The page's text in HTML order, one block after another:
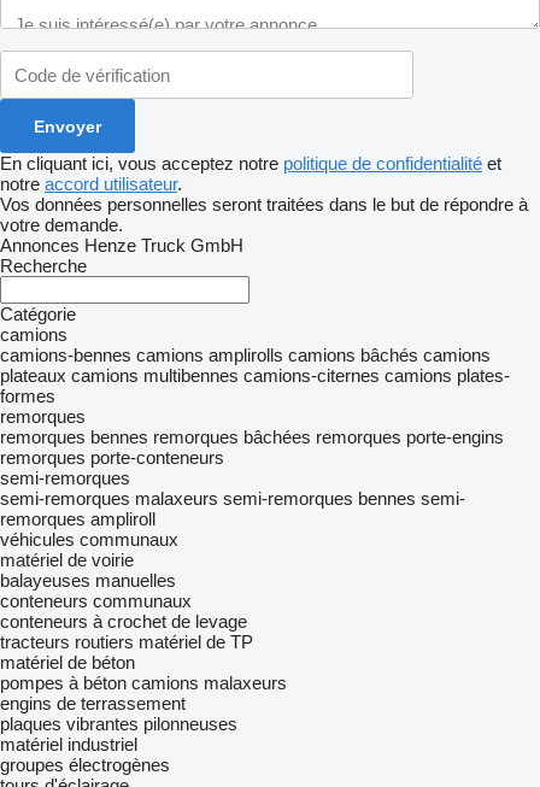
En cliquant ici, vous acceptez notre politique de confidentialité et
notre accord utilisateur.
Vos données personnelles seront traitées dans le but de répondre à
votre demande.
Annonces Henze Truck GmbH
Recherche
Catégorie
camions
camions-bennes camions amplirolls camions bâchés camions
plateaux camions multibennes camions-citernes camions plates-
formes
remorques
remorques bennes remorques bâchées remorques porte-engins
remorques porte-conteneurs
semi-remorques
semi-remorques malaxeurs semi-remorques bennes semi-
remorques ampliroll
véhicules communaux
matériel de voirie
balayeuses manuelles
conteneurs communaux
conteneurs à crochet de levage
tracteurs routiers matériel de TP
matériel de béton
pompes à béton camions malaxeurs
engins de terrassement
plaques vibrantes pilonneuses
matériel industriel
groupes électrogènes